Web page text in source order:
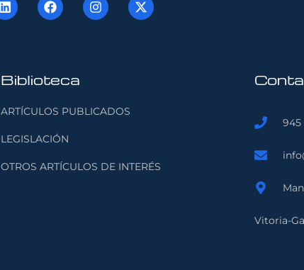
Biblioteca
ARTÍCULOS PUBLICADOS
LEGISLACIÓN
OTROS ARTÍCULOS DE INTERÉS
945
Vitoria-